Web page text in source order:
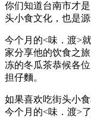
你们知道台南市才
头小食文化，也是
今个月的<味．渡>
家分享他的饮食之
冻的冬瓜茶恭候各
担仔麵。
如果喜欢吃街头小
今个月的<味．渡>了